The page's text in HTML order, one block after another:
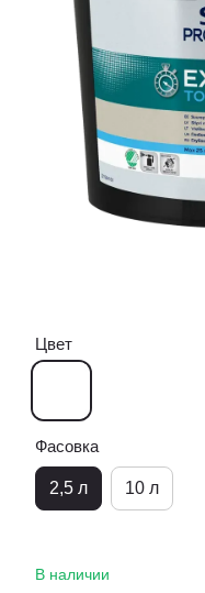
Цвет
Фасовка
2,5 л 10 л
В наличии